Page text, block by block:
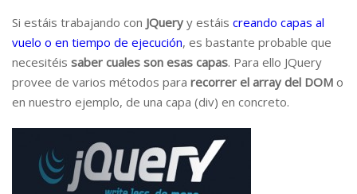
Si estáis trabajando con JQuery y estáis creando capas al
vuelo o en tiempo de ejecución, es bastante probable que
necesitéis saber cuales son esas capas. Para ello JQuery
provee de varios métodos para recorrer el array del DOM o
en nuestro ejemplo, de una capa (div) en concreto.